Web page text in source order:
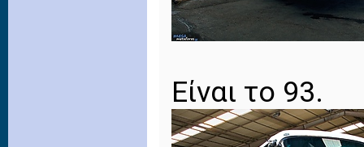
Είναι το 93.